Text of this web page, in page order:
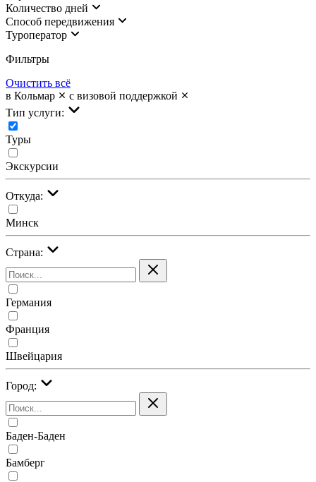
Количество дней
Cпособ передвижения
Туроператор
Фильтры
Очистить всё
в Кольмар
с визовой поддержкой
Тип услуги:
Туры
Экскурсии
Откуда:
Минск
Страна:
Германия
Франция
Швейцария
Город:
Баден-Баден
Бамберг